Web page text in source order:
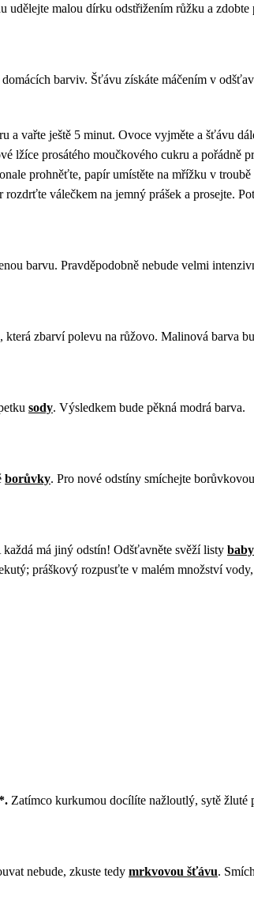
udělejte malou dírku odstřižením růžku a zdobte
barviv. Šťávu získáte máčením v
vařte ještě 5 minut. Ovoce vyjměte a šťávu
lžíce prosátého moučkového cukru a pořádně
prohněťte, papír umístěte na mřížku v
válečkem na jemný prášek a prosejte.
barvu. Pravděpodobně nebude velmi
která zbarví polevu na růžovo. Malinová barva
sody. Výsledkem bude pěkná modrá barva.
borůvky. Pro nové odstíny smíchejte
má jiný odstín! Odšťavněte svěží listy
práškový rozpusťte v malém množství
Zatímco kurkumou docílíte nažloutlý, sytě žluté
nebude, zkuste tedy mrkvovou šťávu.